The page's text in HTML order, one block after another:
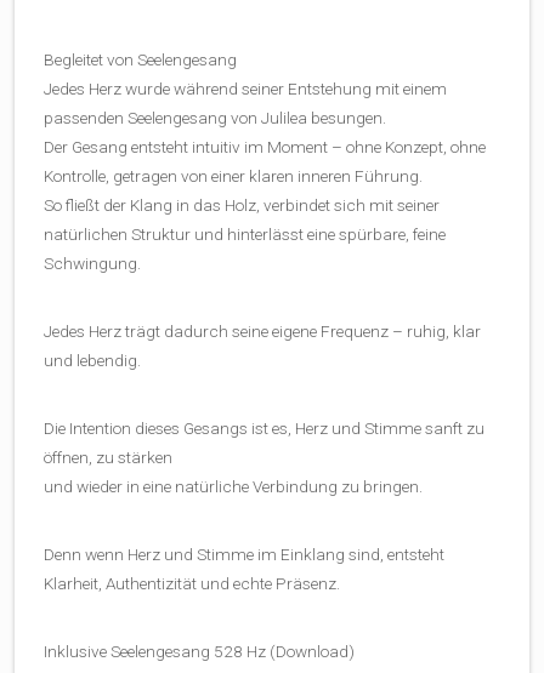
Begleitet von Seelengesang
Jedes Herz wurde während seiner Entstehung mit einem
passenden Seelengesang von Julilea besungen.
Der Gesang entsteht intuitiv im Moment – ohne Konzept, ohne
Kontrolle, getragen von einer klaren inneren Führung.
So fließt der Klang in das Holz, verbindet sich mit seiner
natürlichen Struktur und hinterlässt eine spürbare, feine
Schwingung.
Jedes Herz trägt dadurch seine eigene Frequenz – ruhig, klar
und lebendig.
Die Intention dieses Gesangs ist es, Herz und Stimme sanft zu
öffnen, zu stärken
und wieder in eine natürliche Verbindung zu bringen.
Denn wenn Herz und Stimme im Einklang sind, entsteht
Klarheit, Authentizität und echte Präsenz.
Inklusive Seelengesang 528 Hz (Download)